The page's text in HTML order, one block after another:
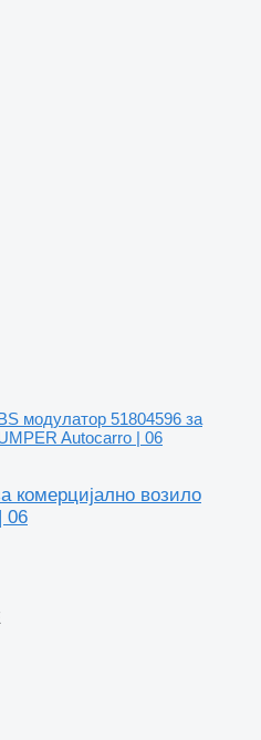
модулатор 51804596 за
Autocarro | 06
комерцијално возило
06